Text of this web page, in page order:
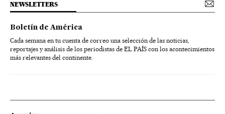
NEWSLETTERS
Boletín de América
Cada semana en tu cuenta de correo una selección de las noticias,
reportajes y análisis de los periodistas de EL PAÍS con los acontecimientos
más relevantes del continente.